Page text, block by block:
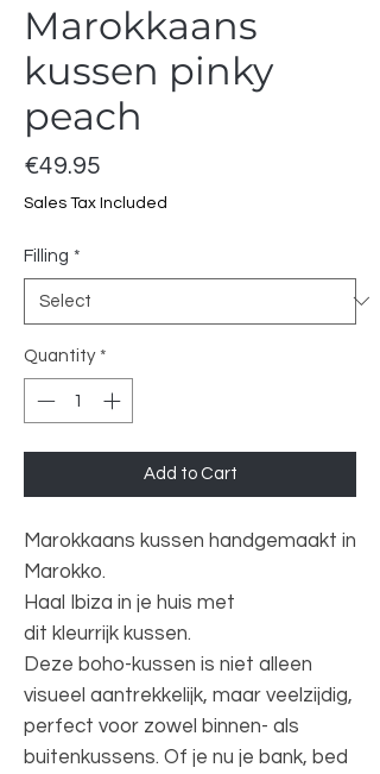
Marokkaans
kussen pinky
peach
€49.95
Sales Tax Included
Filling *
Quantity *
Add to Cart
Marokkaans kussen handgemaakt in
Marokko.
Haal Ibiza in je huis met
dit kleurrijk kussen.
Deze boho-kussen is niet alleen
visueel aantrekkelijk, maar veelzijdig,
perfect voor zowel binnen- als
buitenkussens. Of je nu je bank, bed